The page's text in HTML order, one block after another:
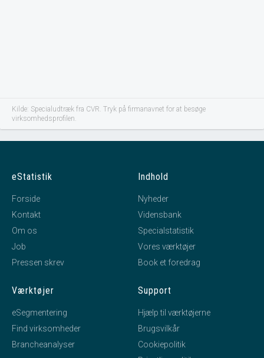
Kilde: Specialudtræk fra CVR. Tryk på firmanavnet for at besøge
virksomhedsprofilen.
eStatistik
Forside
Kontakt
Om os
Job
Pressen skrev
Indhold
Nyheder
Vidensbank
Specialstatistik
Vores værktøjer
Book et foredrag
Værktøjer
eSegmentering
Find virksomheder
Brancheanalyser
Support
Hjælp til værktøjerne
Brugsvilkår
Cookiepolitik